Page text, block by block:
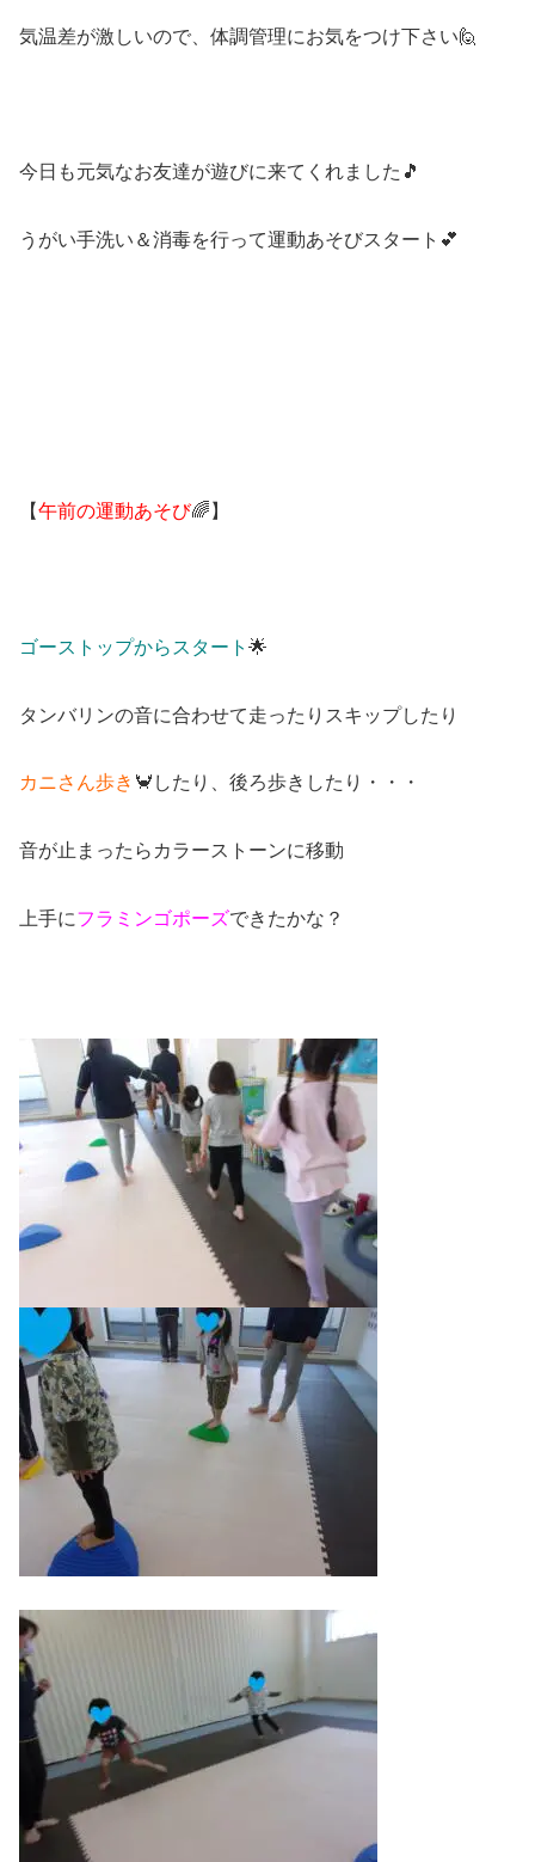
気温差が激しいので、体調管理にお気をつけ下さい🙋
今日も元気なお友達が遊びに来てくれました🎵
うがい手洗い＆消毒を行って運動あそびスタート💕
【午前の運動あそび🌈】
ゴーストップからスタート 🌟
タンバリンの音に合わせて走ったりスキップしたり
カニさん歩き 🦀したり、後ろ歩きしたり・・・
音が止まったらカラーストーンに移動
上手にフラミンゴポーズできたかな？